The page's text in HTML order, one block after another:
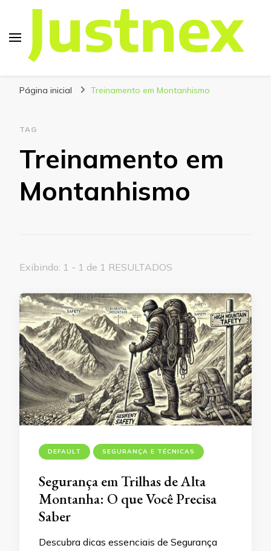
Página inicial Treinamento em Montanhismo
TAG
Treinamento em
Montanhismo
Exibindo: 1 - 1 de 1 RESULTADOS
DEFAULT SEGURANÇA E TÉCNICAS
Segurança em Trilhas de Alta
Montanha: O que Você Precisa
Saber
Descubra dicas essenciais de Segurança